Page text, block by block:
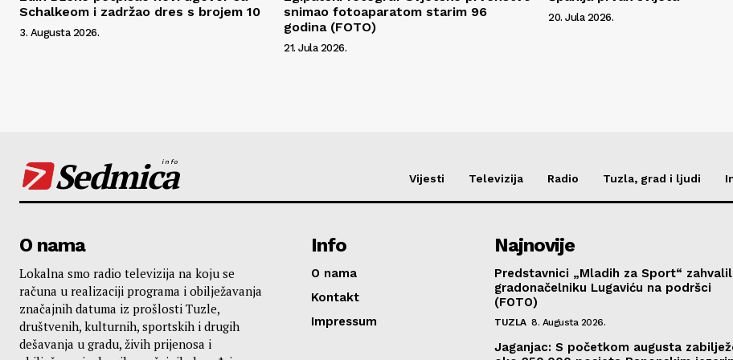
Schalkeom i zadržao dres s brojem 10
3. Augusta 2026.
snimao fotoaparatom starim 96
godina (FOTO)
21. Jula 2026.
20. Jula 2026.
Sedmica
info
Vijesti Televizija Radio Tuzla, grad i ljudi
O nama
Lokalna smo radio televizija na koju se
računa u realizaciji programa i obilježavanja
značajnih datuma iz prošlosti Tuzle,
društvenih, kulturnih, sportskih i drugih
dešavanja u gradu, živih prijenosa i
Info
O nama
Kontakt
Impressum
Najnovije
Predstavnici „Mladih za Sport“
gradonačelniku Lugaviću na podršci
(FOTO)
TUZLA 8. Augusta 2026.
Jaganjac: S početkom augusta